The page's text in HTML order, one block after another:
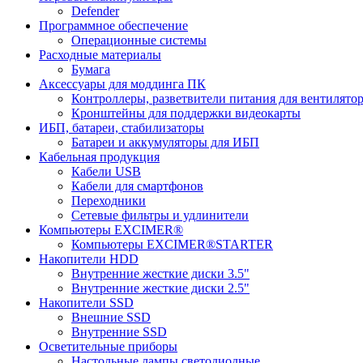
Defender
Программное обеспечение
Операционные системы
Расходные материалы
Бумага
Аксессуары для моддинга ПК
Контроллеры, разветвители питания для
Кронштейны для поддержки видеокарты
ИБП, батареи, стабилизаторы
Батареи и аккумуляторы для ИБП
Кабельная продукция
Кабели USB
Кабели для смартфонов
Переходники
Сетевые фильтры и удлинители
Компьютеры EXCIMER®
Компьютеры EXCIMER®STARTER
Накопители HDD
Внутренние жесткие диски 3.5"
Внутренние жесткие диски 2.5"
Накопители SSD
Внешние SSD
Внутренние SSD
Осветительные приборы